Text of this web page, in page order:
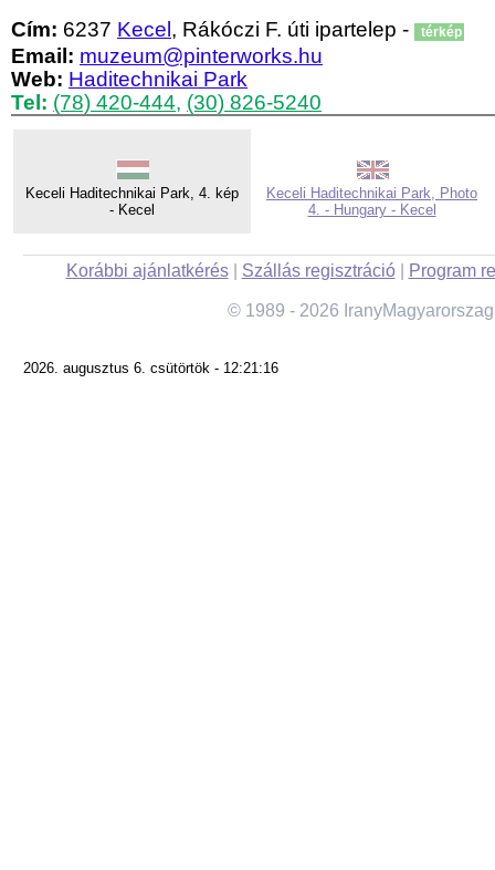
Cím: 6237 Kecel, Rákóczi F. úti ipartelep - térkép
Email: muzeum@pinterworks.hu
Web: Haditechnikai Park
Tel: (78) 420-444, (30) 826-5240
Keceli Haditechnikai Park, 4. kép
- Kecel
Keceli Haditechnikai Park, Photo
4. - Hungary - Kecel
Korábbi ajánlatkérés| Szállás regisztráció| Program
© 1989 - 2026
2026. augusztus 6. csütörtök - 12:21:16